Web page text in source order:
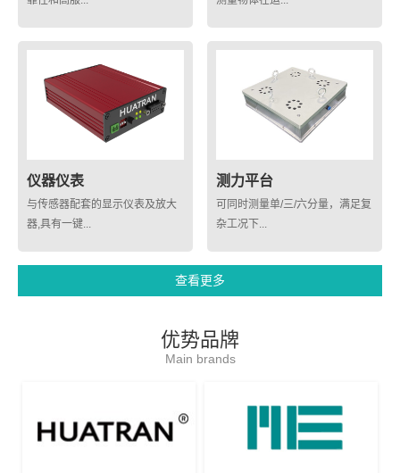
仪器仪表
与传感器配套的显示仪表及放大
器,具有一键...
测力平台
可同时测量单/三/六分量，满足复
杂工况下...
查看更多
优势品牌
Main brands